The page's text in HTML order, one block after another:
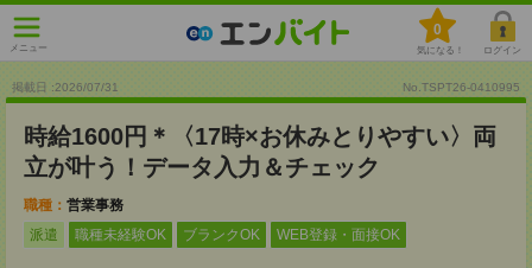
メニュー
0
気になる！ ログイン
掲載日 :2026/07/31 No.TSPT26-0410995
時給1600円＊〈17時×お休みとりやすい〉両
立が叶う！データ入力＆チェック
職種： 営業事務
派遣
職種未経験OK ブランクOK WEB登録・面接OK